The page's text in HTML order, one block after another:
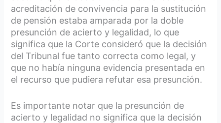
acreditación de convivencia para la sustitución
de pensión estaba amparada por la doble
presunción de acierto y legalidad, lo que
significa que la Corte consideró que la decisión
del Tribunal fue tanto correcta como legal, y
que no había ninguna evidencia presentada en
el recurso que pudiera refutar esa presunción.
Es importante notar que la presunción de
acierto y legalidad no significa que la decisión